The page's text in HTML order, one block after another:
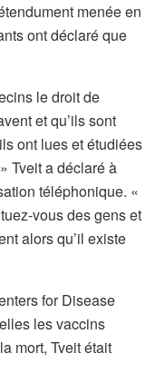
menée en
ont déclaré que
le droit de
et qu’ils sont
ont lues et étudiées
Tveit a déclaré à
téléphonique. «
vous des gens et
alors qu’il existe
for Disease
les vaccins
mort, Tveit était